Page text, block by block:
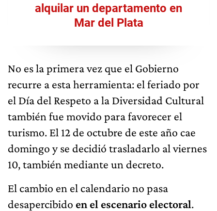
alquilar un departamento en
Mar del Plata
No es la primera vez que el Gobierno
recurre a esta herramienta: el feriado por
el Día del Respeto a la Diversidad Cultural
también fue movido para favorecer el
turismo. El 12 de octubre de este año cae
domingo y se decidió trasladarlo al viernes
10, también mediante un decreto.
El cambio en el calendario no pasa
desapercibido en el escenario electoral.